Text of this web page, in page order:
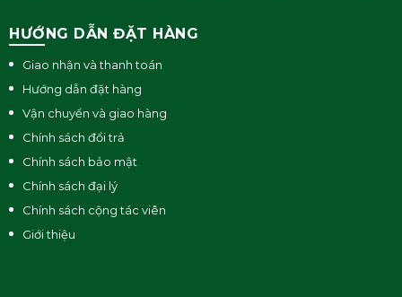
HƯỚNG DẪN ĐẶT HÀNG
Giao nhận và thanh toán
Hướng dẫn đặt hàng
Vận chuyển và giao hàng
Chính sách đổi trả
Chính sách bảo mật
Chính sách đại lý
Chính sách cộng tác viên
Giới thiệu